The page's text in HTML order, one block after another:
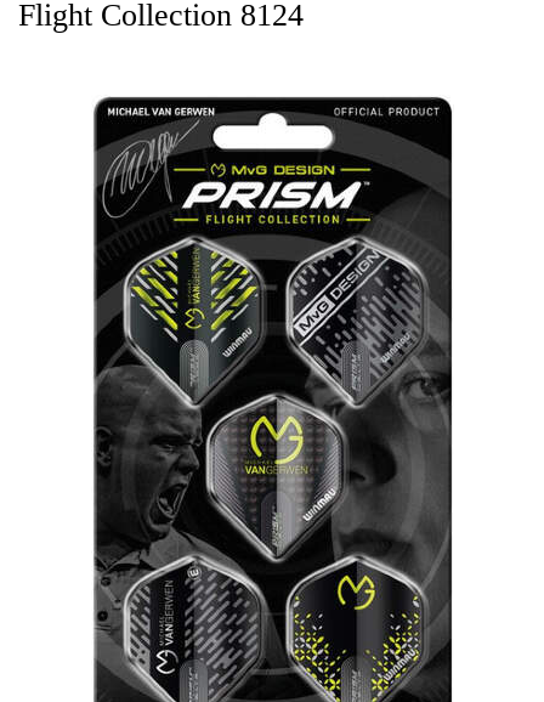
Flight Collection 8124